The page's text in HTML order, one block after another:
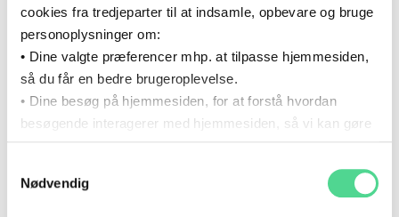
cookies fra tredjeparter til at indsamle, opbevare og bruge
personoplysninger om:
• Dine valgte præferencer mhp. at tilpasse hjemmesiden,
så du får en bedre brugeroplevelse.
• Dine besøg på hjemmesiden, for at forstå hvordan
besøgende interagerer med hjemmesiden, så vi kan gøre
Du kan til enhver tid tilbagekalde dit samtykke via det link,
som du finder i bunden af hjemmesiden.
Nødvendig
kvantificerbare kreditrisici er ikke altid til stede –
eller kan i hvert fald ikke altid identificeres med
tilstrækkelig sikkerhed.
Det er sværere at identificere og kvantificere de
sociale risici(f.eks. negative indvirkninger på
arbejdsvilkår, menneskerettigheder og levevilkår).
Det fremhæves, at søjle 1-krav skal dække ikke